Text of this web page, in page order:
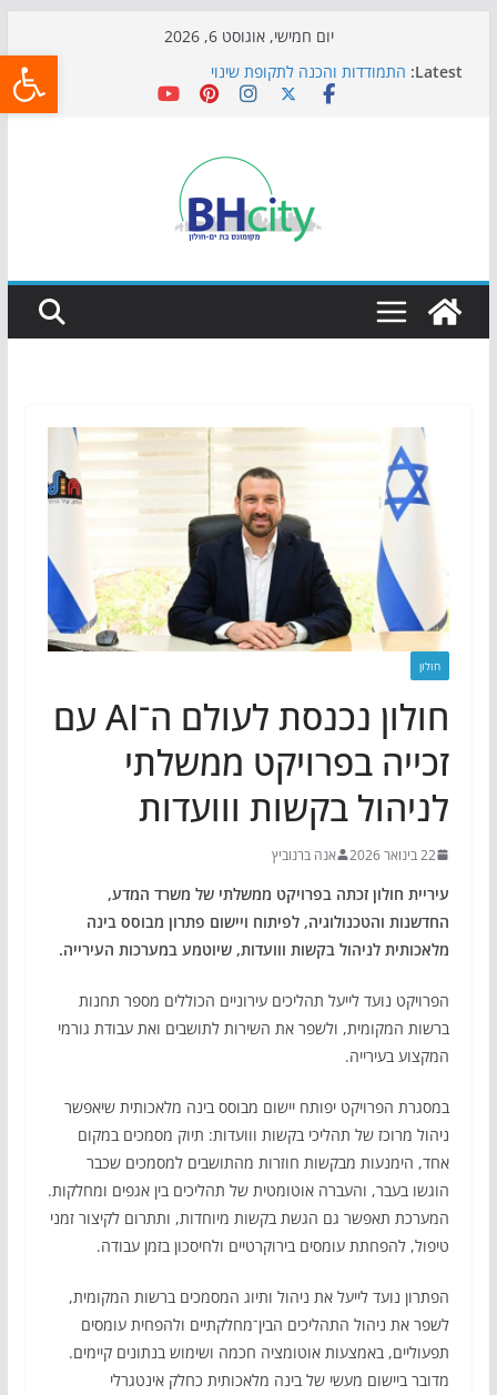
יום חמישי, אוגוסט 6, 2026
Latest: התמודדות והכנה לתקופת שינוי
אי ההרפתקאות ממשיך לכבוש את הגינות: מאות משפחות
כדורגל באווירה מיוחדת: הקרנת גמר המונדיאל בטרמינל
הקיץ של בני הנוער בבת־ים: חוף הריביירה הופך למרחב
בטוח בשעות הערב
חולון
חולון נכנסת לעולם ה־AI עם
זכייה בפרויקט ממשלתי
לניהול בקשות ווועדות
22 בינואר 2026 אנה ברנוביץ
עיריית חולון זכתה בפרויקט ממשלתי של משרד המדע,
החדשנות והטכנולוגיה, לפיתוח ויישום פתרון מבוסס בינה
מלאכותית לניהול בקשות ווועדות, שיוטמע במערכות העירייה.
הפרויקט נועד לייעל תהליכים עירוניים הכוללים מספר תחנות
ברשות המקומית, ולשפר את השירות לתושבים ואת עבודת גורמי
המקצוע בעירייה.
במסגרת הפרויקט יפותח יישום מבוסס בינה מלאכותית שיאפשר
ניהול מרוכז של תהליכי בקשות ווועדות: תיוק מסמכים במקום
אחד, הימנעות מבקשות חוזרות מהתושבים למסמכים שכבר
הוגשו בעבר, והעברה אוטומטית של תהליכים בין אגפים ומחלקות.
המערכת תאפשר גם הגשת בקשות מיוחדות, ותתרום לקיצור זמני
טיפול, להפחתת עומסים בירוקרטיים ולחיסכון בזמן עבודה.
הפתרון נועד לייעל את ניהול ותיוג המסמכים ברשות המקומית,
לשפר את ניהול התהליכים הבין־מחלקתיים ולהפחית עומסים
תפעוליים, באמצעות אוטומציה חכמה ושימוש בנתונים קיימים.
מדובר ביישום מעשי של בינה מלאכותית כחלק אינטגרלי